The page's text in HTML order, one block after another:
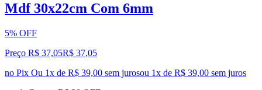
Mdf 30x22cm Com 6mm
5% OFF
Preço R$ 37,05R$ 37,05
no Pix Ou 1x de R$ 39,00 sem jurosou 1x de R$ 39,00 sem juros